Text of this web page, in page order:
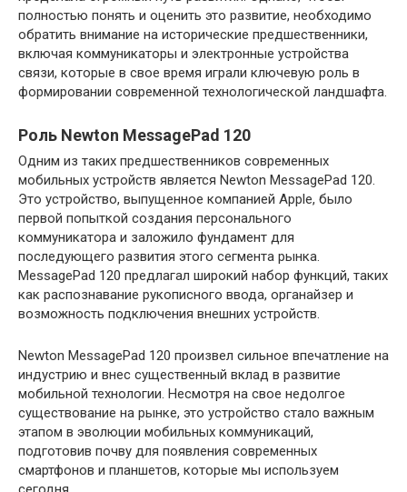
полностью понять и оценить это развитие, необходимо
обратить внимание на исторические предшественники,
включая коммуникаторы и электронные устройства
связи, которые в свое время играли ключевую роль в
формировании современной технологической ландшафта.
Роль Newton MessagePad 120
Одним из таких предшественников современных
мобильных устройств является Newton MessagePad 120.
Это устройство, выпущенное компанией Apple, было
первой попыткой создания персонального
коммуникатора и заложило фундамент для
последующего развития этого сегмента рынка.
MessagePad 120 предлагал широкий набор функций, таких
как распознавание рукописного ввода, органайзер и
возможность подключения внешних устройств.
Newton MessagePad 120 произвел сильное впечатление на
индустрию и внес существенный вклад в развитие
мобильной технологии. Несмотря на свое недолгое
существование на рынке, это устройство стало важным
этапом в эволюции мобильных коммуникаций,
подготовив почву для появления современных
смартфонов и планшетов, которые мы используем